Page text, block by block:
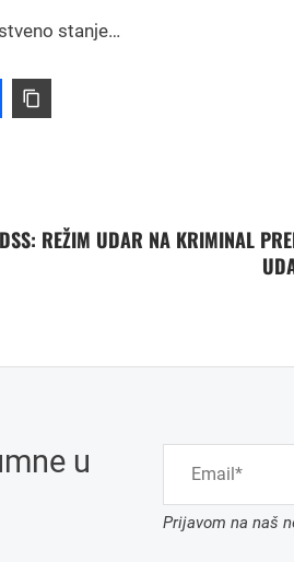
stanje…
REŽIM UDAR NA KRIMINAL
u
Prijavom na naš